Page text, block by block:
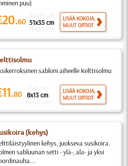
puu)
60 51x35 cm
LISÄÄ KOKOJA,
MUUT OPTIOT
sabloni aiheelle Kelttisolmu
80 8x13 cm
LISÄÄ KOKOJA,
MUUT OPTIOT
(kehys)
kehys, juokseva susikoira.
sabluunan setti - ylä-, ala- ja yksi